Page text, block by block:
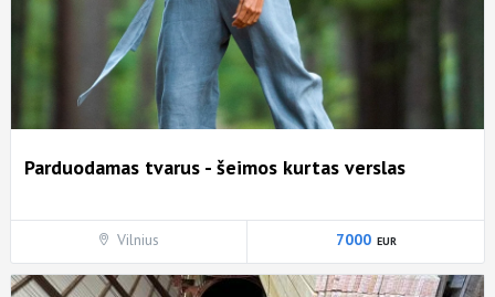
Parduodamas tvarus - šeimos kurtas verslas
Vilnius 7000